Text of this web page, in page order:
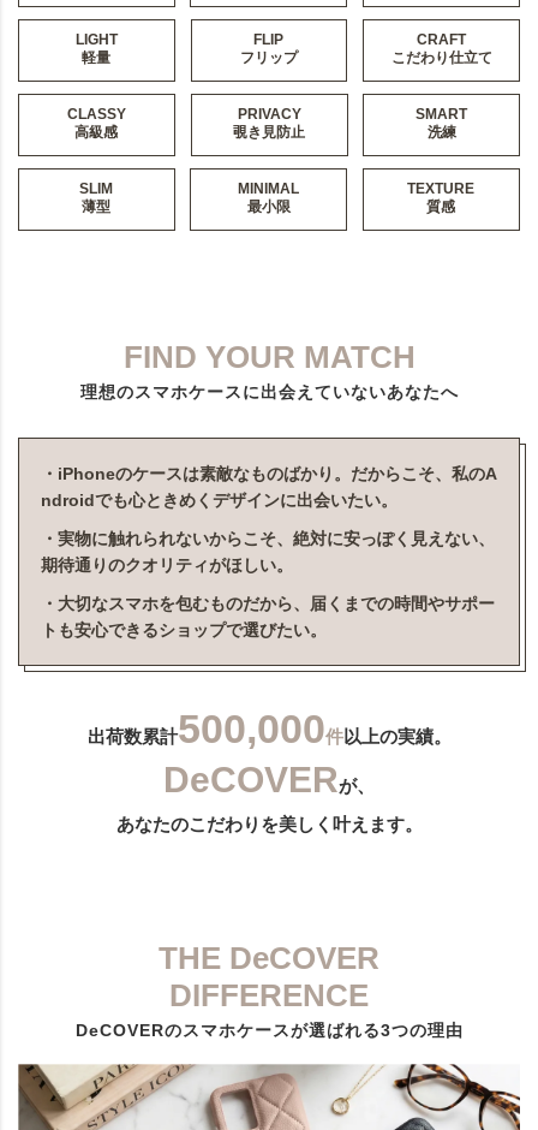
LIGHT
軽量
FLIP
フリップ
CRAFT
こだわり仕立て
CLASSY
高級感
PRIVACY
覗き見防止
SMART
洗練
SLIM
薄型
MINIMAL
最小限
TEXTURE
質感
FIND YOUR MATCH
理想のスマホケースに出会えていないあなたへ
・iPhoneのケースは素敵なものばかり。だからこそ、私のA
ndroidでも心ときめくデザインに出会いたい。
・実物に触れられないからこそ、絶対に安っぽく見えない、
期待通りのクオリティがほしい。
・大切なスマホを包むものだから、届くまでの時間やサポー
トも安心できるショップで選びたい。
出荷数累計500,000件以上の実績。
DeCOVERが、
あなたのこだわりを美しく叶えます。
THE DeCOVER
DIFFERENCE
DeCOVERのスマホケースが選ばれる3つの理由